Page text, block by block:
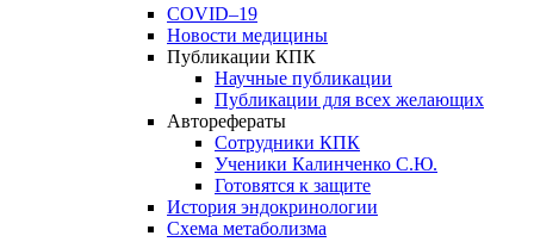
COVID–19
Новости медицины
Публикации КПК
Научные публикации
Публикации для всех желающих
Авторефераты
Сотрудники КПК
Ученики Калинченко С.Ю.
Готовятся к защите
История эндокринологии
Схема метаболизма